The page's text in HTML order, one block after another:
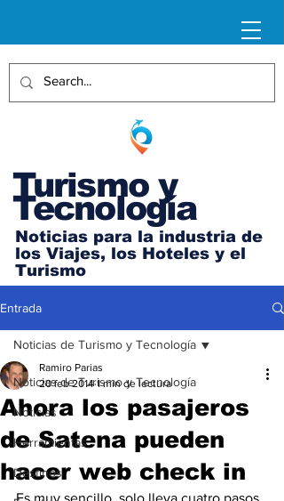
Turismo y
Tecnología
Noticias para la industria de
los Viajes, los Hoteles y el
Turismo
Entrada
Noticias de Turismo y Tecnología
Noticias
Herramientas
Destinos
Noticias de Turismo y Tecnología
Ahora los pasajeros
de Satena pueden
hacer web check in
Ramiro Parias
20 feb 2014 1 min de lectura
Es muy sencillo, solo lleva cuatro pasos